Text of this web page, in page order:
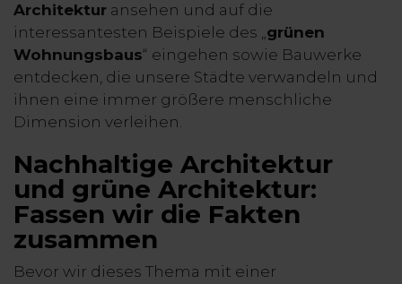
Architektur ansehen und auf die
interessantesten Beispiele des „grünen
Wohnungsbaus“ eingehen sowie Bauwerke
entdecken, die unsere Städte verwandeln und
ihnen eine immer größere menschliche
Dimension verleihen.
Nachhaltige Architektur
und grüne Architektur:
Fassen wir die Fakten
zusammen
Bevor wir dieses Thema mit einer